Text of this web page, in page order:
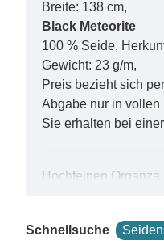
Breite: 138 cm,
Black Meteorite
100 % Seide,
Gewicht: 23 g/m,
Preis bezieht sich
Abgabe nur in vollen
Sie erhalten bei
Hochfeinen
Die feinste Seide in
Schnellsuche